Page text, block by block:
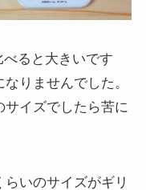
ると大きいです
りませんでした。
イズでしたら苦に
いのサイズがギリ